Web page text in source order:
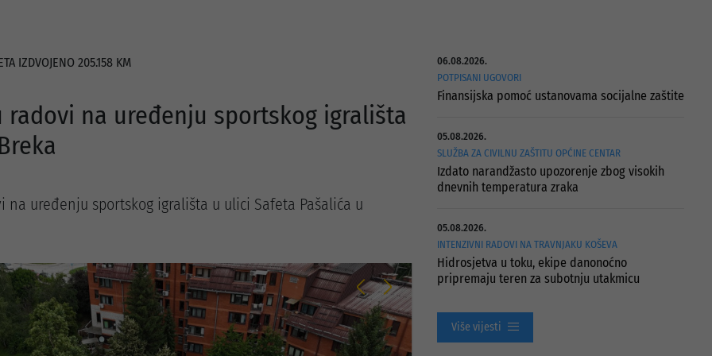
IZDVOJENO 205.158 KM
radovi na uređenju sportskog igrališta
na uređenju sportskog igrališta u ulici Safeta Pašalića u
06.08.2026.
POTPISANI UGOVORI
Finansijska pomoć ustanovama socijalne zaštite
05.08.2026.
SLUŽBA ZA CIVILNU ZAŠTITU OPĆINE CENTAR
Izdato narandžasto upozorenje zbog visokih
dnevnih temperatura zraka
05.08.2026.
INTENZIVNI RADOVI NA TRAVNJAKU KOŠEVA
Hidrosjetva u toku, ekipe danonoćno
pripremaju teren za subotnju utakmicu
Više vijesti